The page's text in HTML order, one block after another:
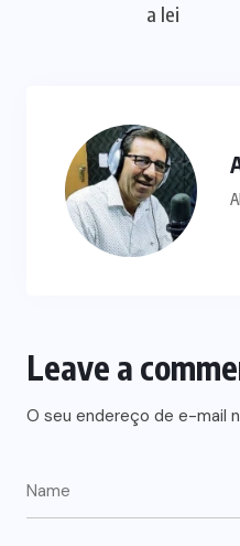
a lei
Leave a
O seu endereço de e-mail